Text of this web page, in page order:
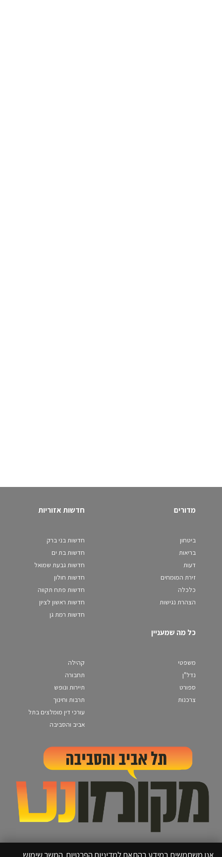
מדורים
ביטחון
בריאות
דעות
זירת המומחים
כלכלה
הצהרת נגישות
חדשות אזוריות
חדשות בני ברק
חדשות בת ים
חדשות גבעת שמואל
חדשות חולון
חדשות פתח תקווה
חדשות ראשון לציון
חדשות רמת גן
כל מה שמעניין
משפטי
נדל"ן
ספורט
צרכנות
קהילה
תחבורה
תיירות ונופש
תרבות וחינוך
עורכי דין מומלצים בתל
אביב והסביבה